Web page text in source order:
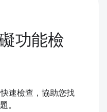
功能檢
速檢查，協助您找
。